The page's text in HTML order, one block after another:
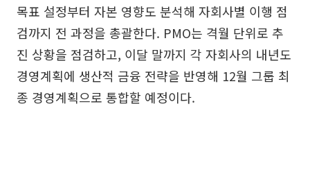
목표 설정부터 자본 영향도 분석해 자회사별 이행 점
검까지 전 과정을 총괄한다. PMO는 격월 단위로 추
진 상황을 점검하고, 이달 말까지 각 자회사의 내년도
경영계획에 생산적 금융 전략을 반영해 12월 그룹 최
종 경영계획으로 통합할 예정이다.